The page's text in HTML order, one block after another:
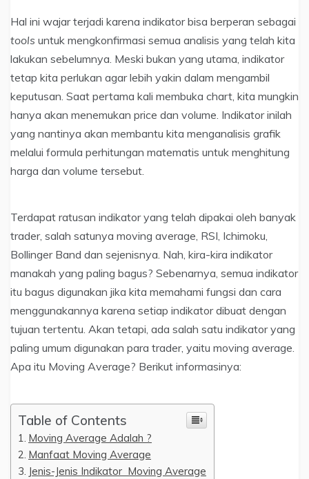
Hal ini wajar terjadi karena indikator bisa berperan sebagai
tools untuk mengkonfirmasi semua analisis yang telah kita
lakukan sebelumnya. Meski bukan yang utama, indikator
tetap kita perlukan agar lebih yakin dalam mengambil
keputusan. Saat pertama kali membuka chart, kita mungkin
hanya akan menemukan price dan volume. Indikator inilah
yang nantinya akan membantu kita menganalisis grafik
melalui formula perhitungan matematis untuk menghitung
harga dan volume tersebut.
Terdapat ratusan indikator yang telah dipakai oleh banyak
trader, salah satunya moving average, RSI, Ichimoku,
Bollinger Band dan sejenisnya. Nah, kira-kira indikator
manakah yang paling bagus? Sebenarnya, semua indikator
itu bagus digunakan jika kita memahami fungsi dan cara
menggunakannya karena setiap indikator dibuat dengan
tujuan tertentu. Akan tetapi, ada salah satu indikator yang
paling umum digunakan para trader, yaitu moving average.
Apa itu Moving Average? Berikut informasinya:
Table of Contents
Moving Average Adalah ?
Manfaat Moving Average
Jenis-Jenis Indikator Moving Average